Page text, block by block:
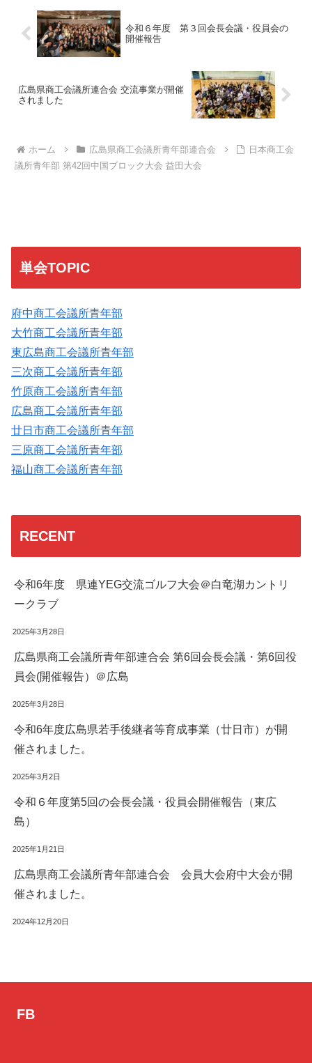
令和６年度 第３回会長会議・役員会の
開催報告
広島県商工会議所連合会 交流事業が開催
されました
ホーム 広島県商工会議所青年部連合会
日本商工会
議所青年部 第42回中国ブロック大会 益田大会
単会TOPIC
府中商工会議所青年部
大竹商工会議所青年部
東広島商工会議所青年部
三次商工会議所青年部
竹原商工会議所青年部
広島商工会議所青年部
廿日市商工会議所青年部
三原商工会議所青年部
福山商工会議所青年部
RECENT
令和6年度 県連YEG交流ゴルフ大会＠白竜湖カントリ
ークラブ
2025年3月28日
広島県商工会議所青年部連合会 第6回会長会議・第6回役
員会(開催報告）＠広島
2025年3月28日
令和6年度広島県若手後継者等育成事業（廿日市）が開
催されました。
2025年3月2日
令和６年度第5回の会長会議・役員会開催報告（東広
島）
2025年1月21日
広島県商工会議所青年部連合会 会員大会府中大会が開
催されました。
2024年12月20日
FB